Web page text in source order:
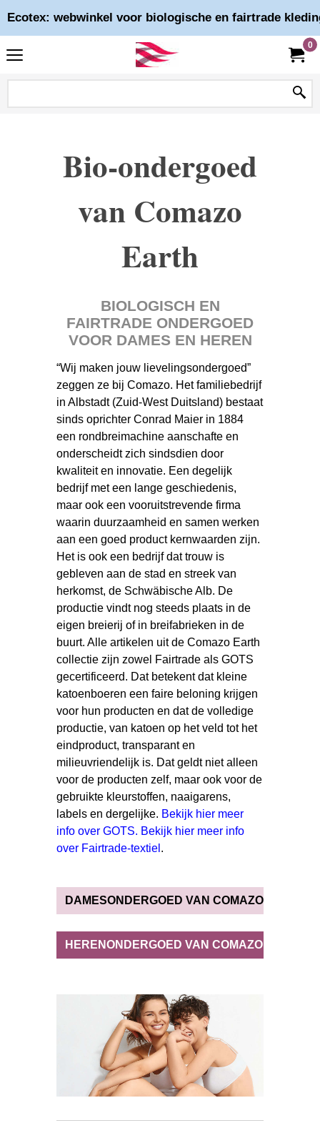
Ecotex: webwinkel voor biologische en fairtrade
0
Bio-ondergoed
van Comazo
Earth
BIOLOGISCH EN
FAIRTRADE ONDERGOED
VOOR DAMES EN HEREN
“Wij maken jouw lievelingsondergoed”
zeggen ze bij Comazo. Het familiebedrijf
in Albstadt (Zuid-West Duitsland) bestaat
sinds oprichter Conrad Maier in 1884
een rondbreimachine aanschafte en
onderscheidt zich sindsdien door
kwaliteit en innovatie. Een degelijk
bedrijf met een lange geschiedenis,
maar ook een vooruitstrevende firma
waarin duurzaamheid en samen werken
aan een goed product kernwaarden zijn.
Het is ook een bedrijf dat trouw is
gebleven aan de stad en streek van
herkomst, de Schwäbische Alb. De
productie vindt nog steeds plaats in de
eigen breierij of in breifabrieken in de
buurt. Alle artikelen uit de Comazo Earth
collectie zijn zowel Fairtrade als GOTS
gecertificeerd. Dat betekent dat kleine
katoenboeren een faire beloning krijgen
voor hun producten en dat de volledige
productie, van katoen op het veld tot het
eindproduct, transparant en
milieuvriendelijk is. Dat geldt niet alleen
voor de producten zelf, maar ook voor de
gebruikte kleurstoffen, naaigarens,
labels en dergelijke. Bekijk hier meer
info over GOTS. Bekijk hier meer info
over Fairtrade-textiel .
DAMESONDERGOED VAN COMAZO
HERENONDERGOED VAN COMAZO